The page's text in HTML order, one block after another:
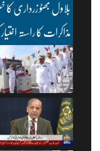
بلاول بھٹو زرداری
مذاکرات کا راستہ